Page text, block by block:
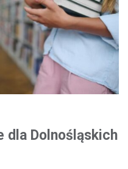
dla Dolnośląskich